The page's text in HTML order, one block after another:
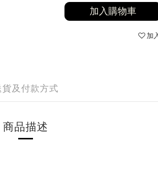
加入購物車
加
貨及付款方式
商品描述